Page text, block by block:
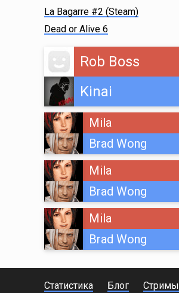
La Bagarre #2 (Steam)
Dead or Alive 6
Rob Boss
Kinai
Mila
Brad Wong
Mila
Brad Wong
Mila
Brad Wong
Статистика Блог Стримы